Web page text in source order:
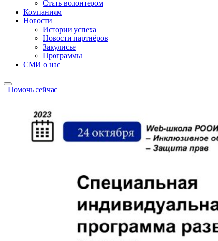
Стать волонтером
Компаниям
Новости
Истории успеха
Новости партнёров
Закулисье
Программы
СМИ о нас
Помочь сейчас